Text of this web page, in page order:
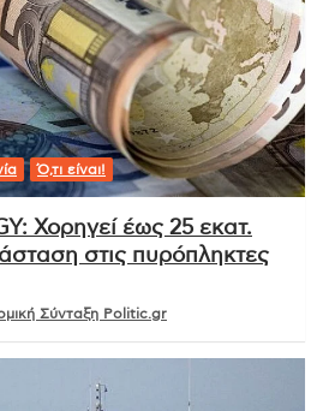
Ό,τι είναι!
Χορηγεί έως 25 εκατ.
στις πυρόπληκτες
Σύνταξη Politic.gr